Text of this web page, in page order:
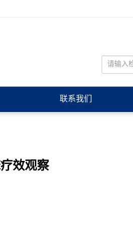
联系我们
效观察